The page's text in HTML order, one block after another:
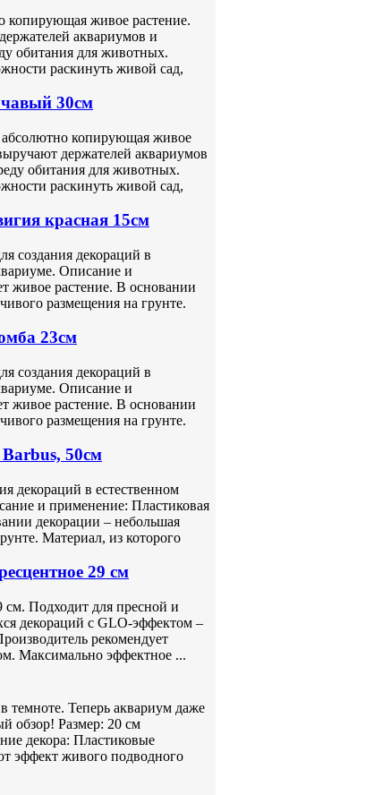
копирующая живое растение.
аквариумов и
обитания для животных.
раскинуть живой сад,
30см
абсолютно копирующая живое
держателей аквариумов
обитания для животных.
раскинуть живой сад,
красная 15см
создания декораций в
Описание и
живое растение. В основании
размещения на грунте.
23см
создания декораций в
Описание и
живое растение. В основании
размещения на грунте.
50см
декораций в естественном
и применение: Пластиковая
декорации – небольшая
Материал, из которого
29 см
см. Подходит для пресной и
декораций с GLO-эффектом –
рекомендует
Максимально эффектное ...
темноте. Теперь аквариум даже
обзор! Размер: 20 см
декора: Пластиковые
эффект живого подводного